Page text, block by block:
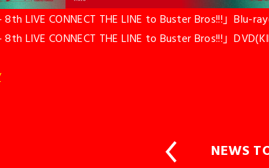
LIVE CONNECT THE LINE to Buster Bros!!!」Blu-
LIVE CONNECT THE LINE to Buster Bros!!!」
NEWS